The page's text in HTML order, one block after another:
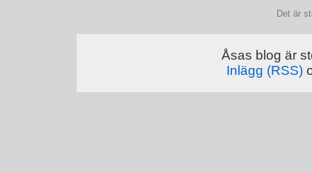
Det är
Åsas blog är
Inlägg (RSS)